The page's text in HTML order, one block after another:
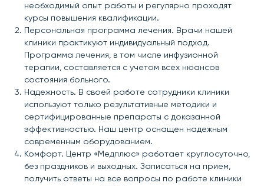
необходимый опыт работы и регулярно проходят
курсы повышения квалификации.
Персональная программа лечения. Врачи нашей
клиники практикуют индивидуальный подход.
Программа лечения, в том числе инфузионной
терапии, составляется с учетом всех нюансов
состояния больного.
Надежность. В своей работе сотрудники клиники
используют только результативные методики и
сертифицированные препараты с доказанной
эффективностью. Наш центр оснащен надежным
современным оборудованием.
Комфорт. Центр «Медплюс» работает круглосуточно,
без праздников и выходных. Записаться на прием,
получить ответы на все вопросы по работе клиники